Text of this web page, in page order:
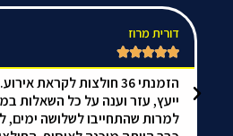
דורית מרוז





הזמנתי 36 חולצות לקראת
ייעץ, עזר וענה על כל השאלות
למרות שהתחייבו לשלושה ימים,